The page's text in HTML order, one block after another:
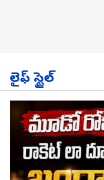
లైఫ్ స్టైల్